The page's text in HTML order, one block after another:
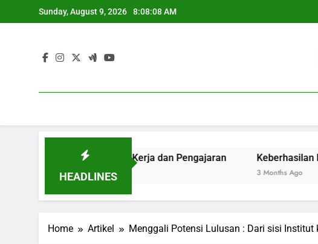
to
Sunday, August 9, 2026 8:08:09 AM
HEADLINES
Dunia Kerja dan Pengajaran Keberhasilan Program
Home Artikel Menggali Potensi Lulusan : Dari sisi Institut